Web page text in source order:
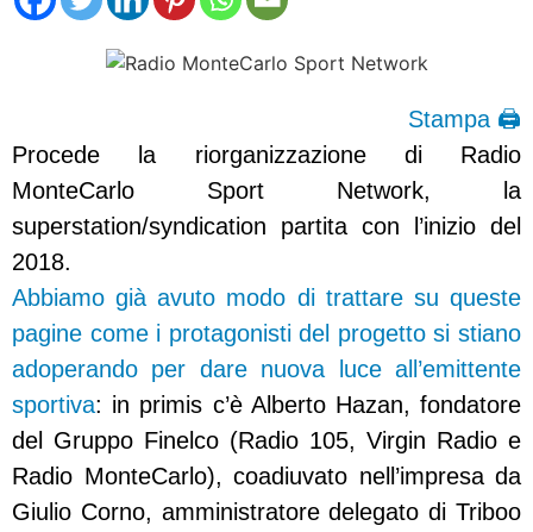
Stampa 🖨
Procede la riorganizzazione di Radio
MonteCarlo Sport Network, la
superstation/syndication partita con l’inizio del
2018.
Abbiamo già avuto modo di trattare su queste
pagine come i protagonisti del progetto si stiano
adoperando per dare nuova luce all’emittente
sportiva: in primis c’è Alberto Hazan, fondatore
del Gruppo Finelco (Radio 105, Virgin Radio e
Radio MonteCarlo), coadiuvato nell’impresa da
Giulio Corno, amministratore delegato di Triboo